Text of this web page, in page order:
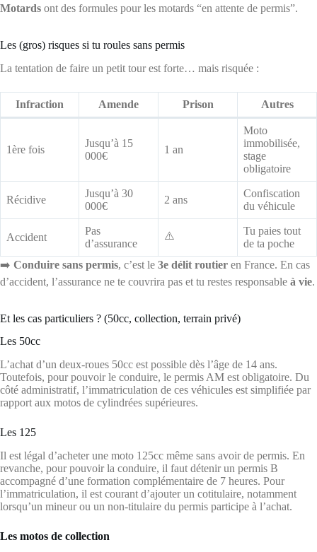
Motards ont des formules pour les motards “en attente de permis”.
Les (gros) risques si tu roules sans permis
La tentation de faire un petit tour est forte… mais risquée :
Infraction Amende Prison Autres
1ère fois
Jusqu’à 15
000€
1 an
Moto
immobilisée,
stage
obligatoire
Récidive
Jusqu’à 30
000€
2 ans
Confiscation
du véhicule
Accident
Pas
d’assurance
⚠️
Tu paies tout
de ta poche
➡️ Conduire sans permis, c’est le 3e délit routier en France. En cas
d’accident, l’assurance ne te couvrira pas et tu restes responsable à vie.
Et les cas particuliers ? (50cc, collection, terrain privé)
Les 50cc
L’achat d’un deux-roues 50cc est possible dès l’âge de 14 ans.
Toutefois, pour pouvoir le conduire, le permis AM est obligatoire. Du
côté administratif, l’immatriculation de ces véhicules est simplifiée par
rapport aux motos de cylindrées supérieures.
Les 125
Il est légal d’acheter une moto 125cc même sans avoir de permis. En
revanche, pour pouvoir la conduire, il faut détenir un permis B
accompagné d’une formation complémentaire de 7 heures. Pour
l’immatriculation, il est courant d’ajouter un cotitulaire, notamment
lorsqu’un mineur ou un non-titulaire du permis participe à l’achat.
Les motos de collection